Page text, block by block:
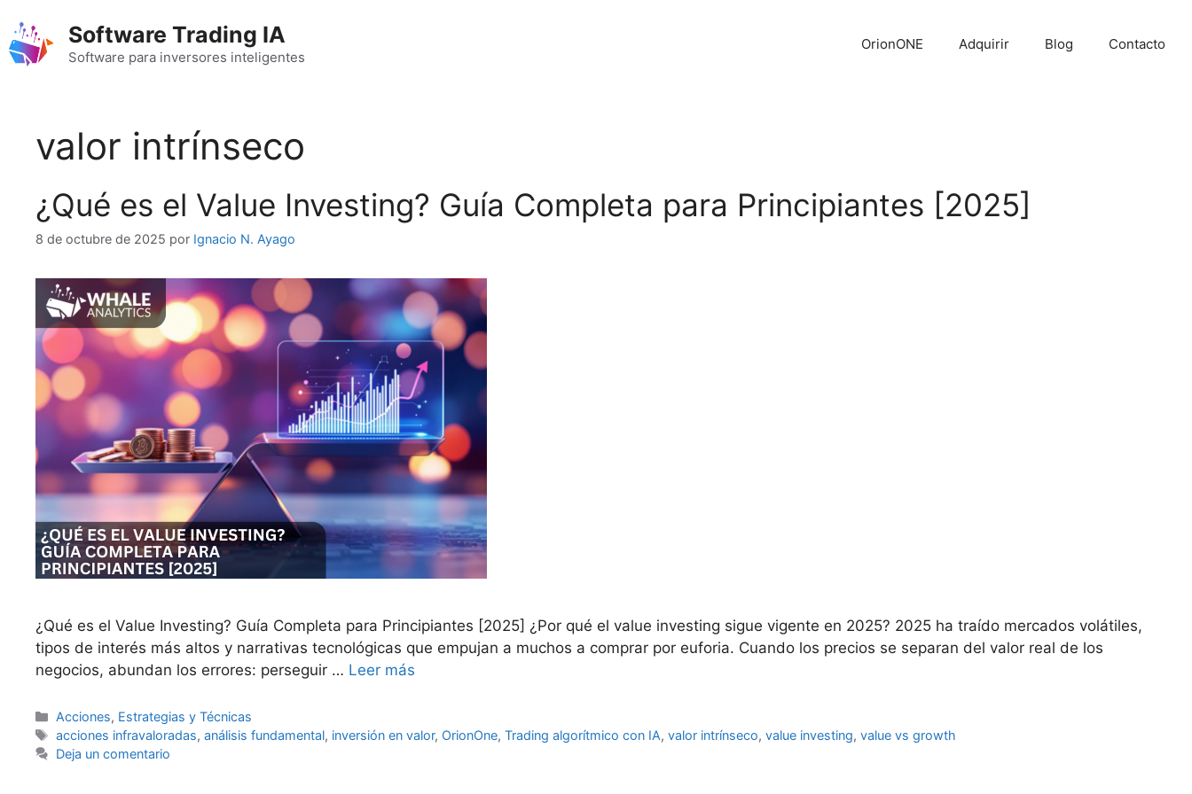
contenido
Software Trading IA
Software para inversores inteligentes
OrionONE Adquirir Blog Contacto
valor intrínseco
¿Qué es el Value Investing? Guía Completa para Principiantes [2025]
8 de octubre de 2025 por Ignacio N. Ayago
¿Qué es el Value Investing? Guía Completa para Principiantes [2025] ¿Por qué el value investing sigue vigente en 2025? 2025 ha traído mercados volátiles,
tipos de interés más altos y narrativas tecnológicas que empujan a muchos a comprar por euforia. Cuando los precios se separan del valor real de los
negocios, abundan los errores: perseguir … Leer más
Categorías
Acciones, Estrategias y Técnicas
Etiquetas
acciones infravaloradas,análisis fundamental, inversión en valor, OrionOne,Trading algorítmico con IA,valor intrínseco,value investing,value vs growth
Deja un comentario